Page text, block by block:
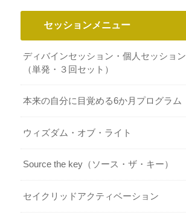
セッションメニュー
ディバインセッション・個人セッション
（単発・３回セット）
本来の自分に目覚める6か月プログラム
ウィズダム・オブ・ライト
Source the key（ソース・ザ・キー）
セイクリッドアクティベーション